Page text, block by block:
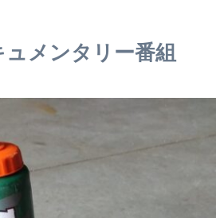
メンタリー番組